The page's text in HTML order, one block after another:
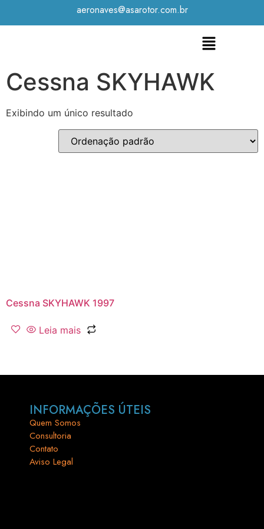
aeronaves@asarotor.com.br
Cessna SKYHAWK
Exibindo um único resultado
Cessna SKYHAWK 1997
Leia mais
INFORMAÇÕES ÚTEIS
Quem Somos
Consultoria
Contato
Aviso Legal